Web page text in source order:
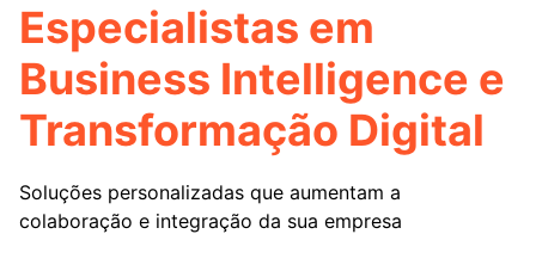
Especialistas em
Business Intelligence e
Transformação Digital
Soluções personalizadas que aumentam a
colaboração e integração da sua empresa